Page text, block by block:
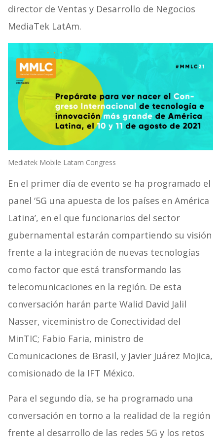
director de Ventas y Desarrollo de Negocios
MediaTek LatAm.
Mediatek Mobile Latam Congress
En el primer día de evento se ha programado el
panel ‘5G una apuesta de los países en América
Latina’, en el que funcionarios del sector
gubernamental estarán compartiendo su visión
frente a la integración de nuevas tecnologías
como factor que está transformando las
telecomunicaciones en la región. De esta
conversación harán parte Walid David Jalil
Nasser, viceministro de Conectividad del
MinTIC; Fabio Faria, ministro de
Comunicaciones de Brasil, y Javier Juárez Mojica,
comisionado de la IFT México.
Para el segundo día, se ha programado una
conversación en torno a la realidad de la región
frente al desarrollo de las redes 5G y los retos